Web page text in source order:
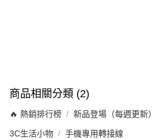
商品相關分類 (2)
🔥 熱銷排行榜 新品登場（每週更新）
3C生活小物 手機專用轉接線